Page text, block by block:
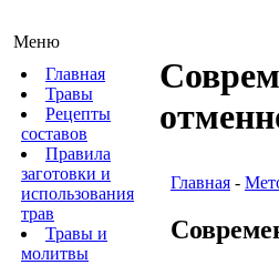
Меню
Главная
Травы
Рецепты
составов
Правила
заготовки и
использования
трав
Травы и
молитвы
Главная -